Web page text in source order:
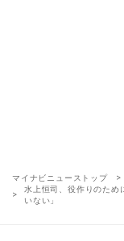
マイナビニューストップ
水上恒司、役作りのため
いない」